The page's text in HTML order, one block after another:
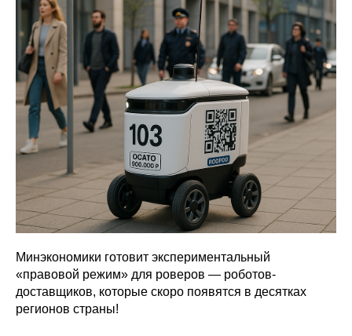
Минэкономики готовит экспериментальный
«правовой режим» для роверов — роботов-
доставщиков, которые скоро появятся в десятках
регионов страны!